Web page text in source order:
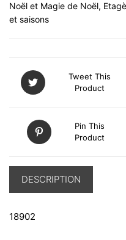
Noël et Magie de Noël,
et saisons
Tweet This
Product
Pin This
Product
DESCRIPTION
18902